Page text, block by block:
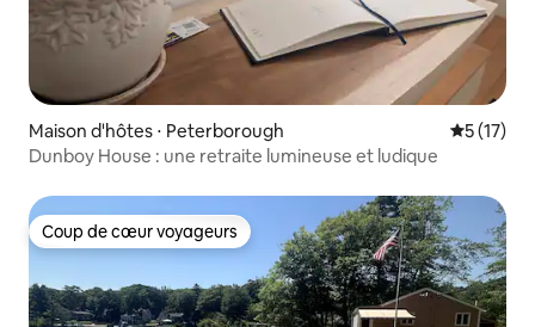
Maison d'hôtes ⋅ Peterborough
5 (17)
Dunboy House : une retraite lumineuse et ludique
Coup de cœur voyageurs
Coup de cœur voyageurs